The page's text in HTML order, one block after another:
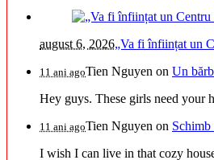
august 6, 2026„Va fi înființat un
11 ani agoTien Nguyen on Un
Hey guys. These girls need your
11 ani agoTien Nguyen on
I wish I can live in that cozy